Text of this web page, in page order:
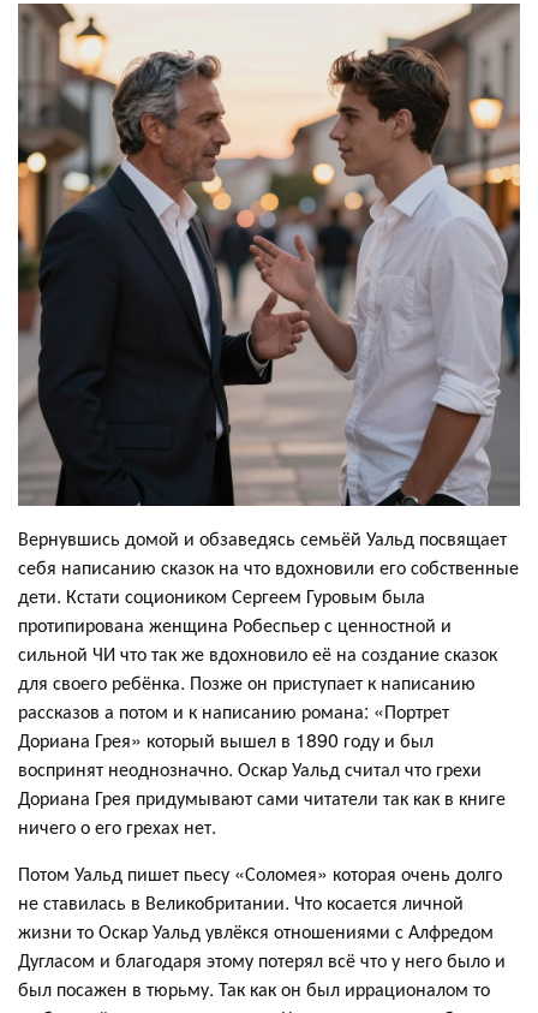
Вернувшись домой и обзаведясь семьёй Уальд посвящает
себя написанию сказок на что вдохновили его собственные
дети. Кстати социоником Сергеем Гуровым была
протипирована женщина Робеспьер с ценностной и
сильной ЧИ что так же вдохновило её на создание сказок
для своего ребёнка. Позже он приступает к написанию
рассказов а потом и к написанию романа: «Портрет
Дориана Грея» который вышел в 1890 году и был
воспринят неоднозначно. Оскар Уальд считал что грехи
Дориана Грея придумывают сами читатели так как в книге
ничего о его грехах нет.
Потом Уальд пишет пьесу «Соломея» которая очень долго
не ставилась в Великобритании. Что косается личной
жизни то Оскар Уальд увлёкся отношениями с Алфредом
Дугласом и благодаря этому потерял всё что у него было и
был посажен в тюрьму. Так как он был иррационалом то